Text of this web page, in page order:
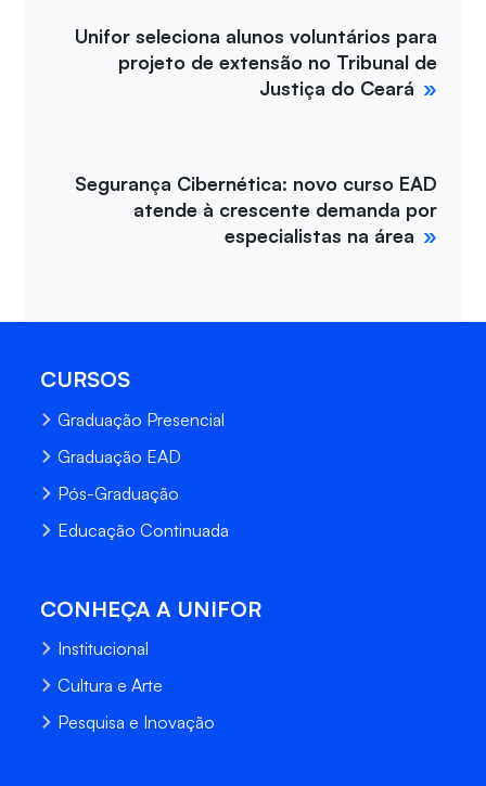
Unifor seleciona alunos voluntários para
projeto de extensão no Tribunal de
Justiça do Ceará
Segurança Cibernética: novo curso EAD
atende à crescente demanda por
especialistas na área
CURSOS
Graduação Presencial
Graduação EAD
Pós-Graduação
Educação Continuada
CONHEÇA A UNIFOR
Institucional
Cultura e Arte
Pesquisa e Inovação